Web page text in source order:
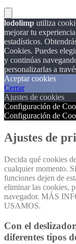
lodolimp utiliza
mejorar tu
estadísticos.
Cookies. Puedes
y continúas
personalizarlas a
Aceptar cookies
Cerrar
Ajustes de cookies
Configuración de
Configuración de
Ajustes de
Decida qué cookies
cualquier momento.
funciones dejen de
eliminar las cookies,
navegador. MÁS
USAMOS.
Con el
diferentes tipos